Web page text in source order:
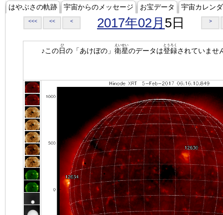
はやぶさの軌跡 宇宙からのメッセージ お宝データ 宇宙カレン
<<< << < 2017年02月 5日 >
♪この日
ひ
の「あけぼの」 衛星
えいせい
のデータは登録
とうろく
されていませ